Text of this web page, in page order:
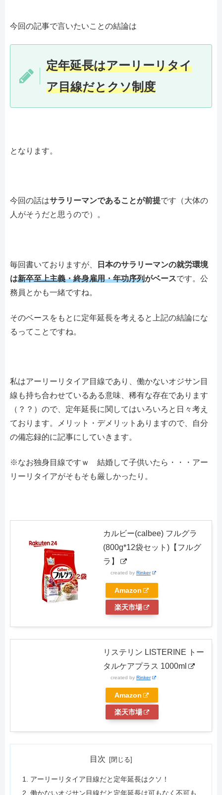
今回の記事で言いたいことの結論は
定年延長はアーリーリタイ
ア目線だとクソ制度
となります。
今回の話はサラリーマンであることが前提です（大体の
人がそうだと思うので）。
毎回書いておりますが、
日本のサラリーマンの就労環境
は新卒至上主義・終身雇用・年功序列がベースです。公
務員とかも一緒ですね。
そのベースをもとに定年延長を考えると上記の結論にな
るってことですね。
私はアーリーリタイア目線であり、働かないオジサン目
線も持ち合わせているある意味、稀有な存在であります
（？？）ので、定年延長に関してはいろいろと日々考え
ております。メリット・デメリットありますので、自分
の備忘録的に記事にしていきます。
※なお独身目線ですｗ 結婚して子供いたら・・・アー
リーリタイアがそもそも厳しかったり。
カルビー(calbee) フルグラ
(800g*12袋セット)【フルグ
ラ】
created by Rinker
Amazon
楽天市場
リステリン LISTERINE トー
タルケアプラス 1000ml
created by Rinker
Amazon
楽天市場
目次
アーリーリタイア目線だと定年延長はクソ！
働かないオジサン目線だと定年延長は可もなく不可も